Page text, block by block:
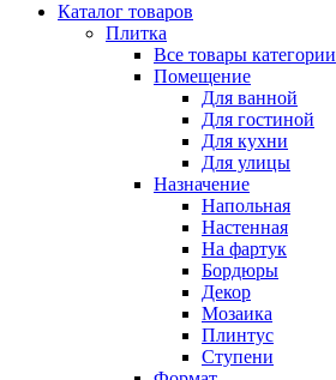
Каталог товаров
Плитка
Все товары категории
Помещение
Для ванной
Для гостиной
Для кухни
Для улицы
Назначение
Напольная
Настенная
На фартук
Бордюры
Декор
Мозаика
Плинтус
Ступени